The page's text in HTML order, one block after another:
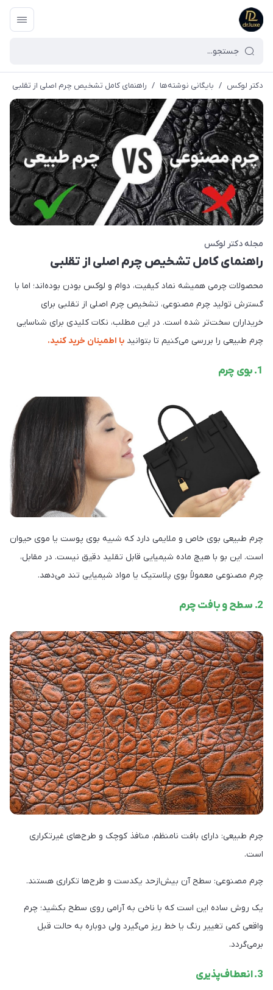
دکتر لوکس / بایگانی نوشته‌ها / راهنمای کامل تشخیص چرم اصلی از تقلبی
مجله دکتر لوکس
راهنمای کامل تشخیص چرم اصلی از تقلبی
محصولات چرمی همیشه نماد کیفیت، دوام و لوکس بودن بوده‌اند؛ اما با
گسترش تولید چرم مصنوعی، تشخیص چرم اصلی از تقلبی برای
خریداران سخت‌تر شده است. در این مطلب، نکات کلیدی برای شناسایی
چرم طبیعی را بررسی می‌کنیم تا بتوانید با اطمینان خرید کنید.
1. بوی چرم
چرم طبیعی بوی خاص و ملایمی دارد که شبیه بوی پوست یا موی حیوان
است. این بو با هیچ ماده شیمیایی قابل تقلید دقیق نیست. در مقابل،
چرم مصنوعی معمولاً بوی پلاستیک یا مواد شیمیایی تند می‌دهد.
2. سطح و بافت چرم
چرم طبیعی: دارای بافت نامنظم، منافذ کوچک و طرح‌های غیرتکراری
است.
چرم مصنوعی: سطح آن بیش‌ازحد یکدست و طرح‌ها تکراری هستند.
یک روش ساده این است که با ناخن به آرامی روی سطح بکشید؛ چرم
واقعی کمی تغییر رنگ یا خط ریز می‌گیرد ولی دوباره به حالت قبل
برمی‌گردد.
3. انعطاف‌پذیری